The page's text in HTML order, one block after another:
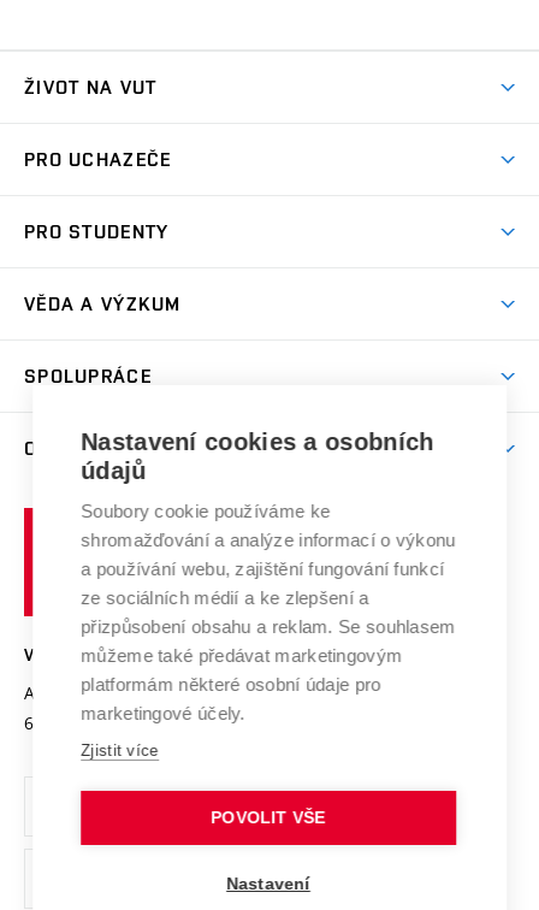
ŽIVOT NA VUT
Koleje
Sport na VUT
PRO UCHAZEČE
Dny otevřených dveří
Celoživotní vzdělávání
E-přihláška
PRO STUDENTY
Harmonogram akademického roku
Závěrečné práce
Doktorské studium
Zpracování osobních údajů studentů
Sociální bezpečí
Studium bez bariér
Podpora podnikání
VĚDA A VÝZKUM
Mezinárodní vědecká rada
Systém zajišťování kvality výzkumu
Výzkumné infrastruktury
Transfer znalostí
Open Science
Projekty
Projekty ze strukturálních fondů
Specifický výzkum
SPOLUPRÁCE
Zahraniční spolupráce
Spolupráce se školami
Služby univerzity
Mezinárodní dohody
Univerzitní sítě
O UNIVERZITĚ
Profil univerzity
Udržitelná univerzita
Podnikavá univerzita / ContriBUTe
Bezpečná univerzita
Vyznamenání
Organizační struktura
Ochrana osobních údajů
odkaz)
učení
technické
VYSOKÉ UČENÍ TECHNICKÉ V BRNĚ
Antonínská 548/1
602 00 Brno
www.vut.cz
vut@vutbr.cz
Nastavení cookies a osobních
údajů
Soubory cookie používáme ke
shromažďování a analýze informací o výkonu
a používání webu, zajištění fungování funkcí
ze sociálních médií a ke zlepšení a
přizpůsobení obsahu a reklam. Se souhlasem
můžeme také předávat marketingovým
platformám některé osobní údaje pro
marketingové účely.
Zjistit více
POVOLIT VŠE
Nastavení